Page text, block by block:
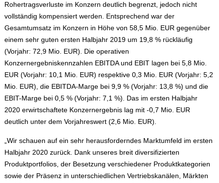
Rohertragsverluste im Konzern deutlich begrenzt, jedoch nicht
vollständig kompensiert werden. Entsprechend war der
Gesamtumsatz im Konzern in Höhe von 58,5 Mio. EUR gegenüber
einem sehr guten ersten Halbjahr 2019 um 19,8 % rückläufig
(Vorjahr: 72,9 Mio. EUR). Die operativen
Konzernergebniskennzahlen EBITDA und EBIT lagen bei 5,8 Mio.
EUR (Vorjahr: 10,1 Mio. EUR) respektive 0,3 Mio. EUR (Vorjahr: 5,2
Mio. EUR), die EBITDA-Marge bei 9,9 % (Vorjahr: 13,8 %) und die
EBIT-Marge bei 0,5 % (Vorjahr: 7,1 %). Das im ersten Halbjahr
2020 erwirtschaftete Konzernergebnis lag mit -0,7 Mio. EUR
deutlich unter dem Vorjahreswert (2,6 Mio. EUR).
„Wir schauen auf ein sehr herausforderndes Marktumfeld im ersten
Halbjahr 2020 zurück. Dank unseres breit diversifizierten
Produktportfolios, der Besetzung verschiedener Produktkategorien
sowie der Präsenz in unterschiedlichen Vertriebskanälen, Märkten